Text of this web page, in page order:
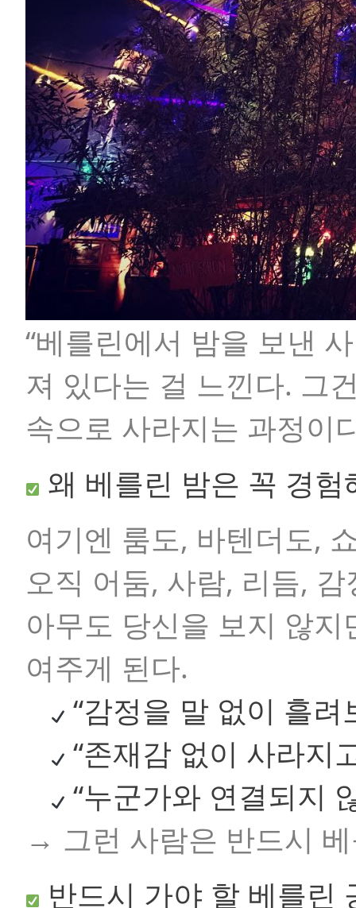
“베를린에서 밤을 보낸
져 있다는 걸 느낀다. 그
속으로 사라지는 과정이
왜 베를린 밤은 꼭 경험
여기엔 룸도, 바텐더도,
오직 어둠, 사람, 리듬,
아무도 당신을 보지 않
여주게 된다.
“감정을 말 없이 흘려
“존재감 없이 사라지
“누군가와 연결되지
→ 그런 사람은 반드시
반드시 가야 할 베를린